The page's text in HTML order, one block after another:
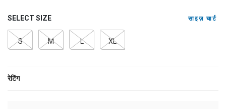
SELECT SIZE साइज़ चार्ट
S M L XL
रेटिंग